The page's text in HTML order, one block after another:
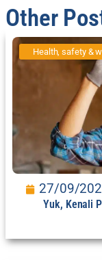
Other
Health, safety &
27/09/
Yuk, Kenali